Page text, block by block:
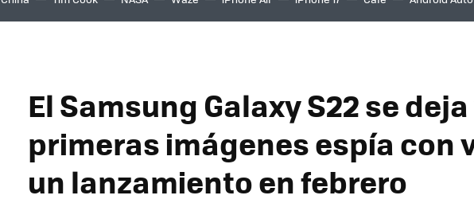
El Samsung Galaxy S22 se
primeras imágenes espía con
un lanzamiento en febrero